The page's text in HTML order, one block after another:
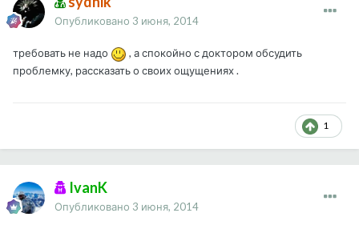
Опубликовано 3 июня, 2014
требовать не надо
, а спокойно с доктором обсудить
проблемку, рассказать о своих ощущениях .
1
IvanK
Опубликовано 3 июня, 2014